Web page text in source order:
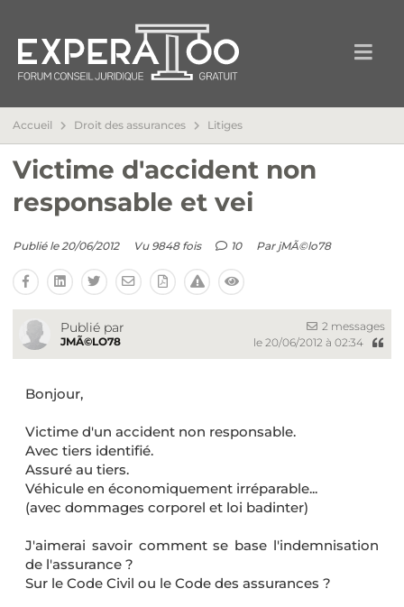
Accueil Droit des assurances Litiges
Victime d'accident non
responsable et vei
Publié le 20/06/2012 Vu 9848 fois 10 Par jMÃ©lo78
Publié par
JMÃ©LO78
2 messages
le 20/06/2012 à 02:34
Bonjour,
Victime d'un accident non responsable.
Avec tiers identifié.
Assuré au tiers.
Véhicule en économiquement irréparable...
(avec dommages corporel et loi badinter)
J'aimerai savoir comment se base l'indemnisation
de l'assurance ?
Sur le Code Civil ou le Code des assurances ?